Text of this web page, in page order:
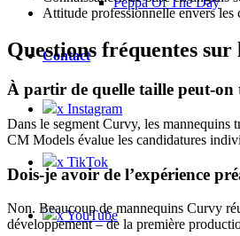
Contact
x Instagram
x TikTok
x YouTube
Attitude professionnelle envers les
Questions fréquentes
À partir de quelle taille peut-
Dans le segment Curvy, les mannequins
CM Models évalue les candidatures
Dois-je avoir de l’expérience
Non. Beaucoup de mannequins Curvy
développement – de la première